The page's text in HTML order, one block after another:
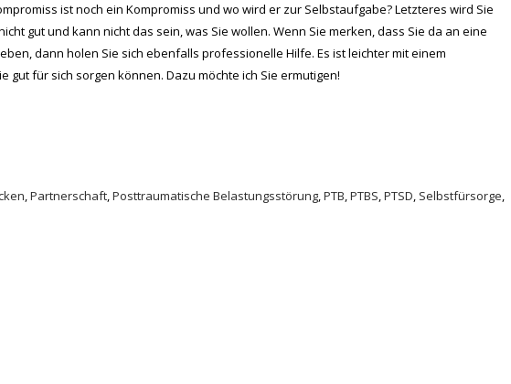
ist noch ein Kompromiss und wo wird er zur Selbstaufgabe? Letzteres wird Sie
gut und kann nicht das sein, was Sie wollen. Wenn Sie merken, dass Sie da an eine
dann holen Sie sich ebenfalls professionelle Hilfe. Es ist leichter mit einem
gut für sich sorgen können. Dazu möchte ich Sie ermutigen!
,Partnerschaft,Posttraumatische Belastungsstörung,PTB,PTBS,PTSD, Selbstfürsorge,